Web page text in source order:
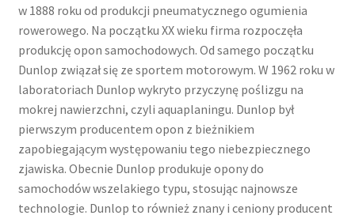
w 1888 roku od produkcji pneumatycznego ogumienia
rowerowego. Na początku XX wieku firma rozpoczęła
produkcję opon samochodowych. Od samego początku
Dunlop związał się ze sportem motorowym. W 1962 roku w
laboratoriach Dunlop wykryto przyczynę poślizgu na
mokrej nawierzchni, czyli aquaplaningu. Dunlop był
pierwszym producentem opon z bieżnikiem
zapobiegającym występowaniu tego niebezpiecznego
zjawiska. Obecnie Dunlop produkuje opony do
samochodów wszelakiego typu, stosując najnowsze
technologie. Dunlop to również znany i ceniony producent